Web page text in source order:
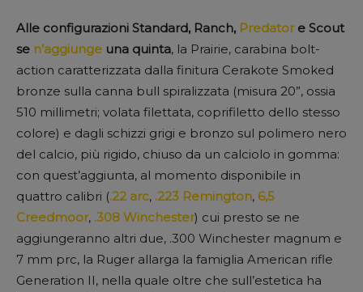
Alle configurazioni Standard, Ranch, Predatore Scout
se n’aggiunge una quinta, la Prairie, carabina bolt-
action caratterizzata dalla finitura Cerakote Smoked
bronze sulla canna bull spiralizzata (misura 20”, ossia
510 millimetri; volata filettata, coprifiletto dello stesso
colore) e dagli schizzi grigi e bronzo sul polimero nero
del calcio, più rigido, chiuso da un calciolo in gomma:
con quest’aggiunta, al momento disponibile in
quattro calibri (.22 arc, .223 Remington, 6,5
Creedmoor, .308 Winchester) cui presto se ne
aggiungeranno altri due, .300 Winchester magnum e
7 mm prc, la Ruger allarga la famiglia American rifle
Generation II, nella quale oltre che sull’estetica ha